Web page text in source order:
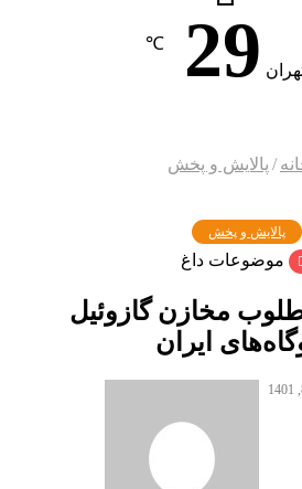
29
℃
/ پالایش و پخش
پالایش و پخش
موضوعات داغ
مخازن گازوئیل
ایران